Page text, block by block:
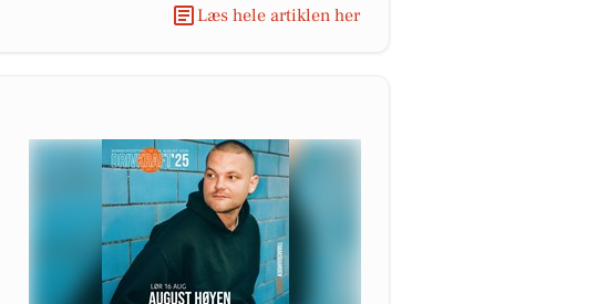
Læs hele artiklen her